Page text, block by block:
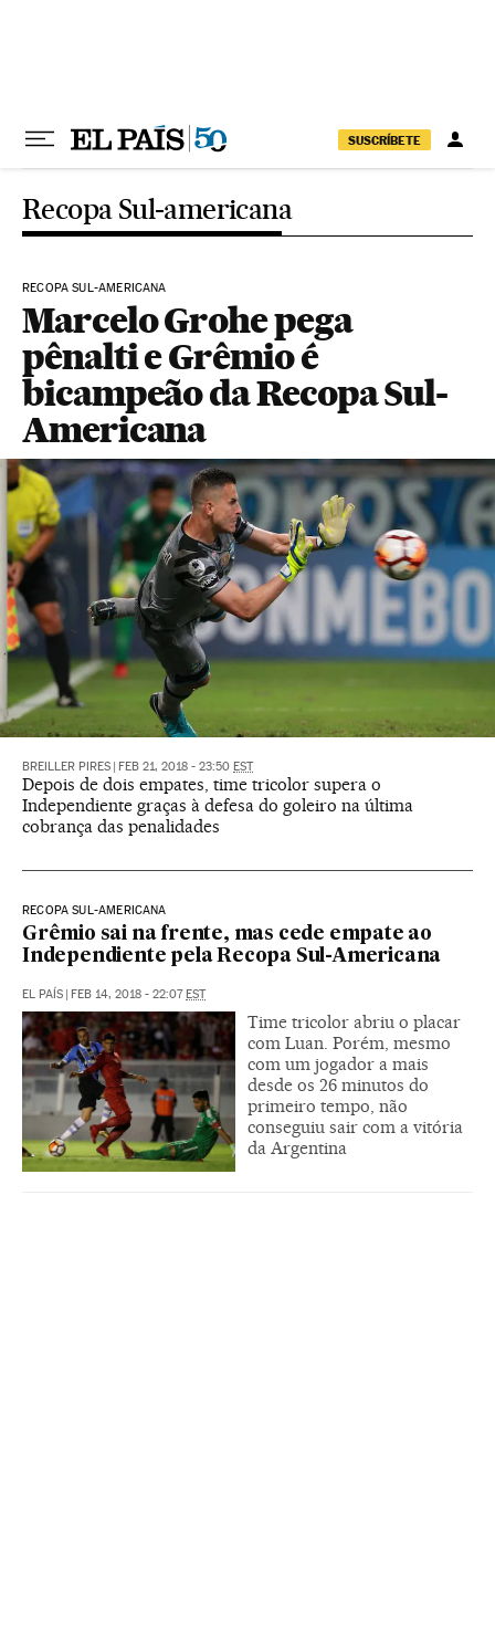
SUSCRÍBETE
Recopa Sul-americana
RECOPA SUL-AMERICANA
Marcelo Grohe pega
pênalti e Grêmio é
bicampeão da Recopa Sul-
Americana
BREILLER PIRES FEB 21, 2018 - 23:50 EST
Depois de dois empates, time tricolor supera o
Independiente graças à defesa do goleiro na última
cobrança das penalidades
RECOPA SUL-AMERICANA
Grêmio sai na frente, mas cede empate ao
Independiente pela Recopa Sul-Americana
EL PAÍS FEB 14, 2018 - 22:07 EST
Time tricolor abriu o placar
com Luan. Porém, mesmo
com um jogador a mais
desde os 26 minutos do
primeiro tempo, não
conseguiu sair com a vitória
da Argentina